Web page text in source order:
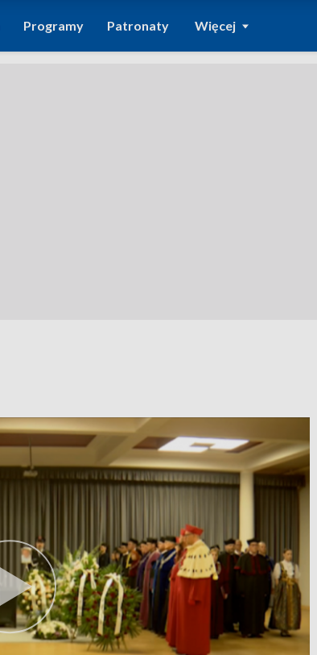
Programy Patronaty Więcej